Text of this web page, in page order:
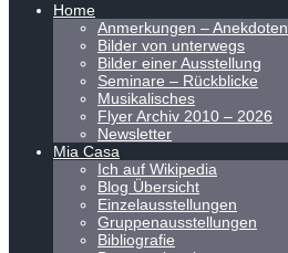
Home
Anmerkungen – Anekdoten
Bilder von unterwegs
Bilder einer Ausstellung
Seminare – Rückblicke
Musikalisches
Flyer Archiv 2010 – 2026
Newsletter
Mia Casa
Ich auf Wikipedia
Blog Übersicht
Einzelausstellungen
Gruppenausstellungen
Bibliografie